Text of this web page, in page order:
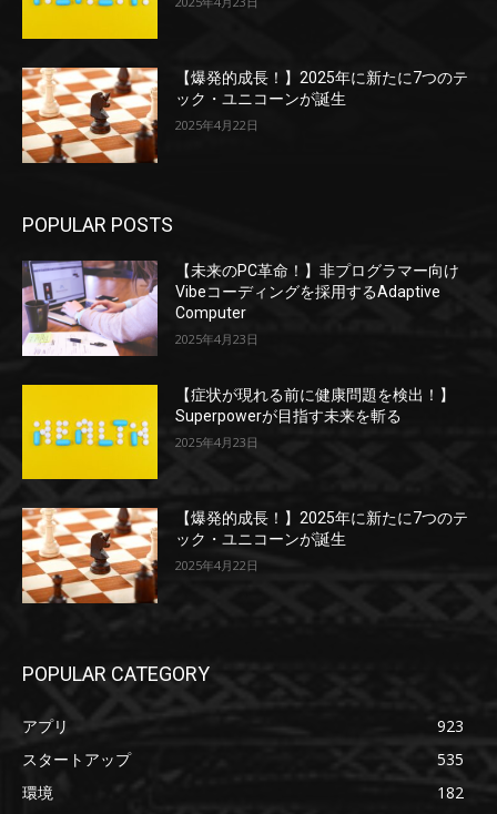
【爆発的成長！】2025年に新たに7つのテ
ック・ユニコーンが誕生
2025年4月22日
POPULAR POSTS
【未来のPC革命！】非プログラマー向け
Vibeコーディングを採用するAdaptive
Computer
2025年4月23日
【症状が現れる前に健康問題を検出！】
Superpowerが目指す未来を斬る
2025年4月23日
【爆発的成長！】2025年に新たに7つのテ
ック・ユニコーンが誕生
2025年4月22日
POPULAR CATEGORY
アプリ
923
スタートアップ
535
環境
182